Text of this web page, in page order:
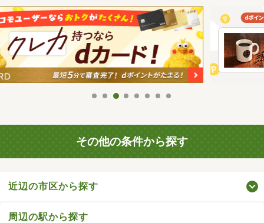
その他の条件から探す
近辺の市区から探す
周辺の駅から探す